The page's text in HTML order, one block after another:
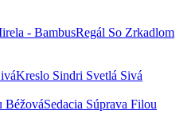
Regál So Zrkadlom
Kreslo Sindri Svetlá Sivá
Sedacia Súprava Filou